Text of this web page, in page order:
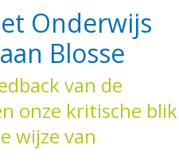
Onderwijs
Blosse
van de
onze kritische blik
wijze van